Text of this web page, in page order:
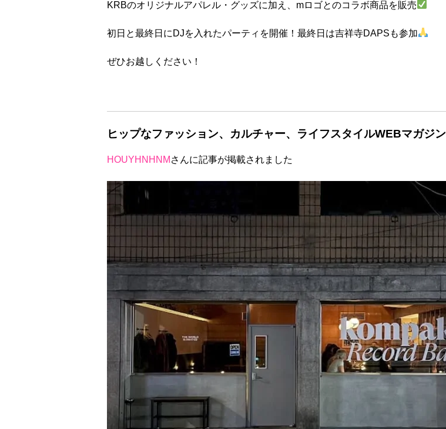
KRBのオリジナルアパレル・グッズに加え、mロゴとのコラボ商品を販売
初日と最終日にDJを入れたパーティを開催！最終日は吉祥寺DAPSも参加
ぜひお越しください！
ヒップなファッション、カルチャー、ライフスタイルWEBマガジン
HOUYHNHNM さんに記事が掲載されました